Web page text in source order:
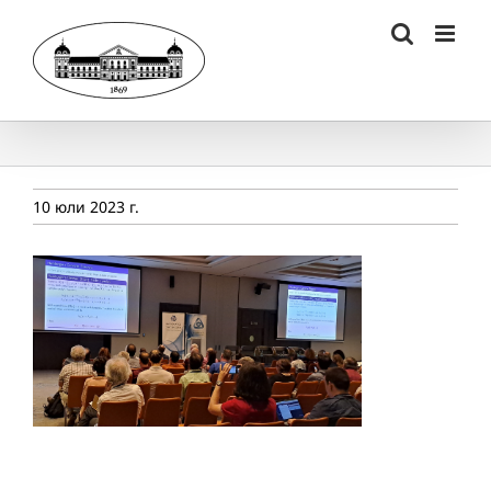
content
10 юли 2023 г.